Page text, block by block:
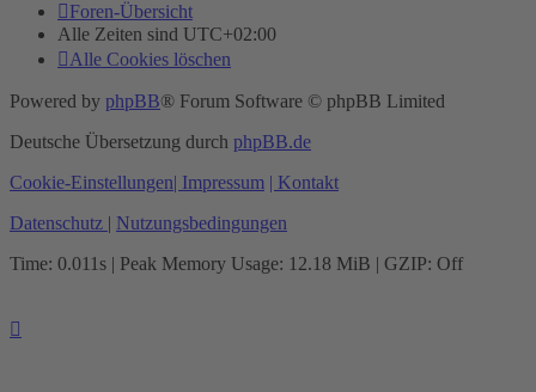
Foren-Übersicht
Alle Zeiten sind UTC+02:00
Alle Cookies löschen
Powered by phpBB® Forum Software © phpBB Limited
Deutsche Übersetzung durch phpBB.de
Cookie-Einstellungen | Impressum
| Kontakt
Datenschutz
Nutzungsbedingungen
Time: 0.011s | Peak Memory Usage: 12.18 MiB | GZIP: Off